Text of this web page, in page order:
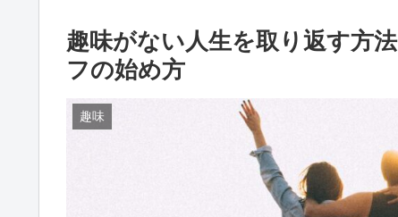
趣味がない人生を取り返す方
フの始め方
趣味